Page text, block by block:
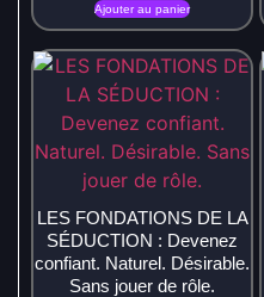
Ajouter au panier
LES FONDATIONS DE LA
SÉDUCTION : Devenez
confiant. Naturel. Désirable.
Sans jouer de rôle.